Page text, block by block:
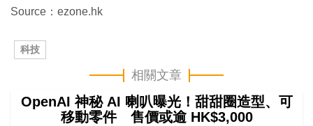
Source：ezone.hk
科技
相關文章
OpenAI 神秘 AI 喇叭曝光！甜甜圈造型、可
移動零件 售價或逾 HK$3,000